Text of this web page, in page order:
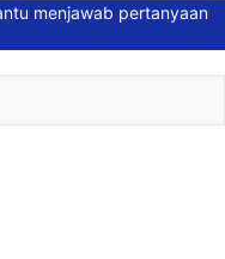
menjawab pertanyaan